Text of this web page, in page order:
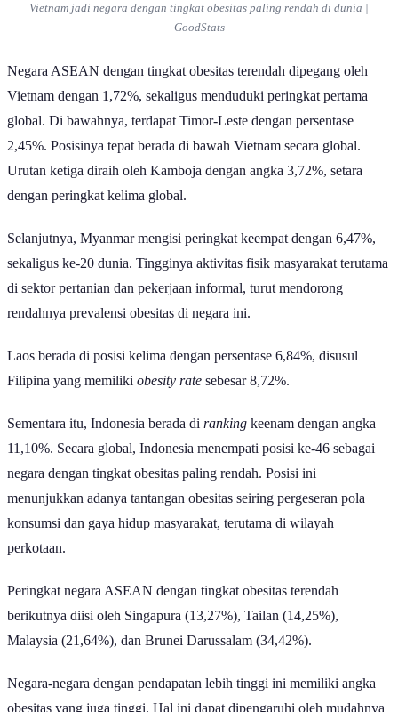
Vietnam jadi negara dengan tingkat obesitas paling rendah di dunia |
GoodStats
Negara ASEAN dengan tingkat obesitas terendah dipegang oleh
Vietnam dengan 1,72%, sekaligus menduduki peringkat pertama
global. Di bawahnya, terdapat Timor-Leste dengan persentase
2,45%. Posisinya tepat berada di bawah Vietnam secara global.
Urutan ketiga diraih oleh Kamboja dengan angka 3,72%, setara
dengan peringkat kelima global.
Selanjutnya, Myanmar mengisi peringkat keempat dengan 6,47%,
sekaligus ke-20 dunia. Tingginya aktivitas fisik masyarakat terutama
di sektor pertanian dan pekerjaan informal, turut mendorong
rendahnya prevalensi obesitas di negara ini.
Laos berada di posisi kelima dengan persentase 6,84%, disusul
Filipina yang memiliki obesity rate sebesar 8,72%.
Sementara itu, Indonesia berada di ranking keenam dengan angka
11,10%. Secara global, Indonesia menempati posisi ke-46 sebagai
negara dengan tingkat obesitas paling rendah. Posisi ini
menunjukkan adanya tantangan obesitas seiring pergeseran pola
konsumsi dan gaya hidup masyarakat, terutama di wilayah
perkotaan.
Peringkat negara ASEAN dengan tingkat obesitas terendah
berikutnya diisi oleh Singapura (13,27%), Tailan (14,25%),
Malaysia (21,64%), dan Brunei Darussalam (34,42%).
Negara-negara dengan pendapatan lebih tinggi ini memiliki angka
obesitas yang juga tinggi. Hal ini dapat dipengaruhi oleh mudahnya